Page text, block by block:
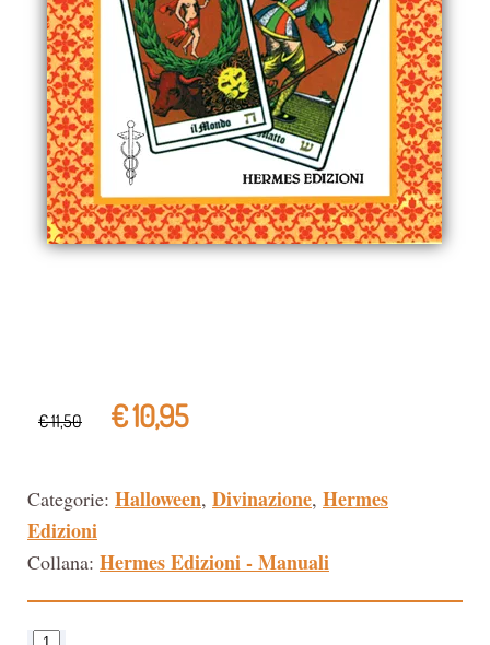
€ 11,50 € 10,95
Categorie: Halloween, Divinazione, Hermes
Edizioni
Collana: Hermes Edizioni - Manuali